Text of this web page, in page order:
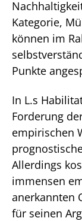
Kategorie,
können im
Punkte
In L.s
Forderung
empirischen
Allerdings
immensen
anerkannten
für seinen